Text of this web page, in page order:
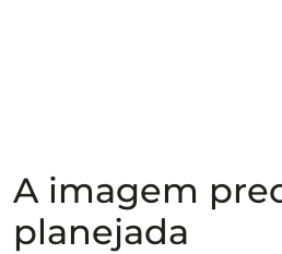
A imagem
planejada